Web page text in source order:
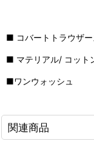
■ コバートトラウザー
■ マテリアル/ コット
■ワンウォッシュ
関連商品